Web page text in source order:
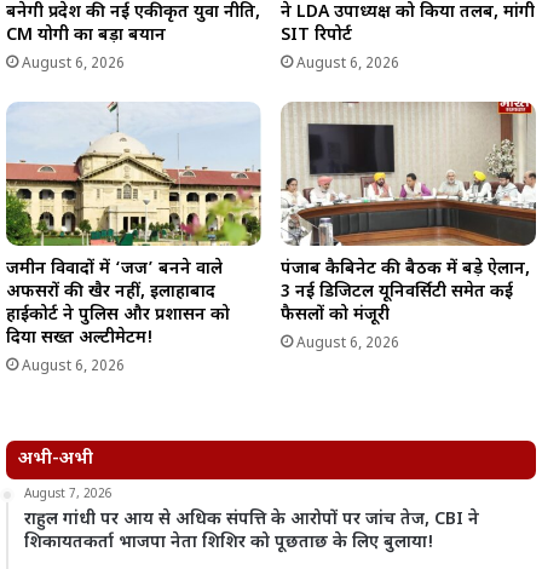
बनेगी प्रदेश की नई एकीकृत युवा नीति,
CM योगी का बड़ा बयान
August 6, 2026
ने LDA उपाध्यक्ष को किया तलब, मांगी
SIT रिपोर्ट
August 6, 2026
जमीन विवादों में ‘जज’ बनने वाले
अफसरों की खैर नहीं, इलाहाबाद
हाईकोर्ट ने पुलिस और प्रशासन को
दिया सख्त अल्टीमेटम!
August 6, 2026
पंजाब कैबिनेट की बैठक में बड़े ऐलान,
3 नई डिजिटल यूनिवर्सिटी समेत कई
फैसलों को मंजूरी
August 6, 2026
अभी-अभी
August 7, 2026
राहुल गांधी पर आय से अधिक संपत्ति के आरोपों पर जांच तेज, CBI ने
शिकायतकर्ता भाजपा नेता शिशिर को पूछताछ के लिए बुलाया!